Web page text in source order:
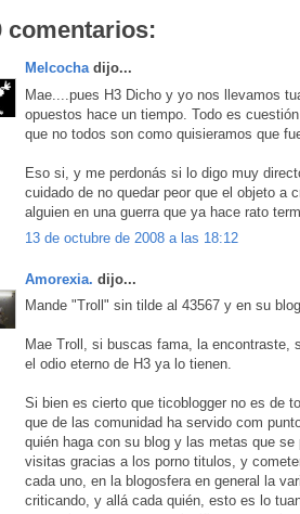
comentarios:
Melcochadijo...
Mae....pues H3 Dicho y yo nos llevamos
opuestos hace un tiempo. Todo es
que no todos son como quisieramos que
Eso si, y me perdonás si lo digo muy
cuidado de no quedar peor que el objeto a
alguien en una guerra que ya hace rato
13 de octubre de 2008 a las 18:12
Amorexia. dijo...
Mande "Troll" sin tilde al 43567 y en su
Mae Troll, si buscas fama, la
el odio eterno de H3 ya lo tienen.
Si bien es cierto que ticoblogger no es de
que de las comunidad ha servido com
quién haga con su blog y las metas que
visitas gracias a los porno titulos, y
cada uno, en la blogosfera en general la
criticando, y allá cada quién, esto es lo